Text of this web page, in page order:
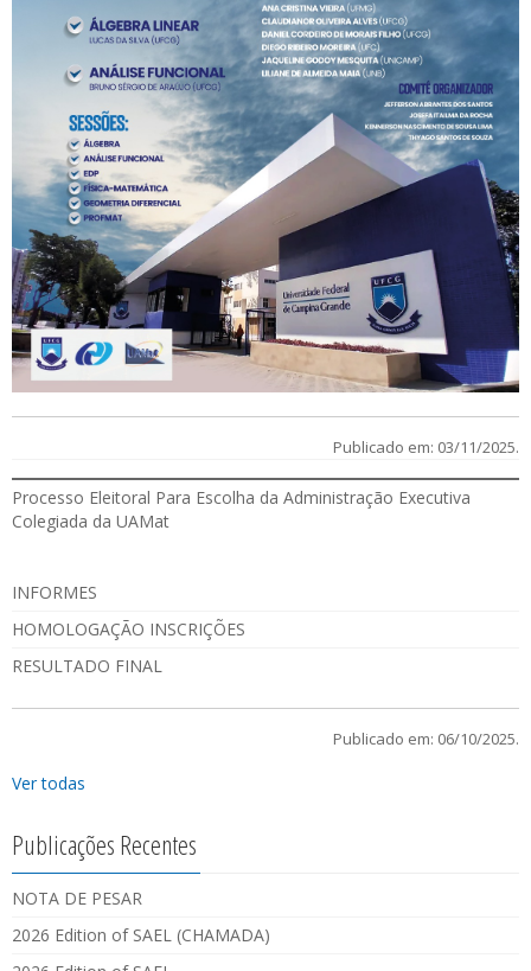
Publicado em: 03/11/2025.
Processo Eleitoral Para Escolha da Administração Executiva
Colegiada da UAMat
INFORMES
HOMOLOGAÇÃO INSCRIÇÕES
RESULTADO FINAL
Publicado em: 06/10/2025.
Ver todas
Publicações Recentes
NOTA DE PESAR
2026 Edition of SAEL (CHAMADA)